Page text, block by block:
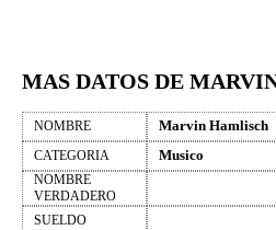
MAS DATOS DE
NOMBRE Marvin Hamlisch
CATEGORIA Musico
NOMBRE
VERDADERO
SUELDO